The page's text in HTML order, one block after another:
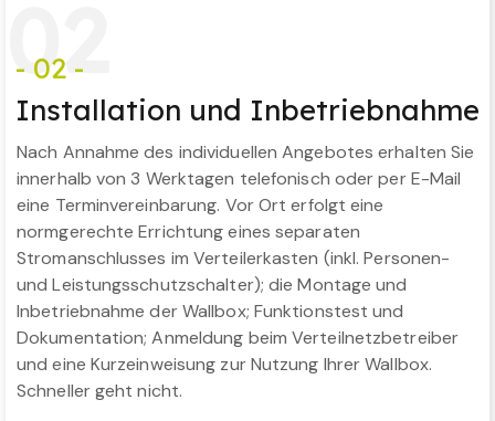
02
- 02 -
Installation und Inbetriebnahme
Nach Annahme des individuellen Angebotes erhalten Sie
innerhalb von 3 Werktagen telefonisch oder per E-Mail
eine Terminvereinbarung. Vor Ort erfolgt eine
normgerechte Errichtung eines separaten
Stromanschlusses im Verteilerkasten (inkl. Personen-
und Leistungsschutzschalter); die Montage und
Inbetriebnahme der Wallbox; Funktionstest und
Dokumentation; Anmeldung beim Verteilnetzbetreiber
und eine Kurzeinweisung zur Nutzung Ihrer Wallbox.
Schneller geht nicht.